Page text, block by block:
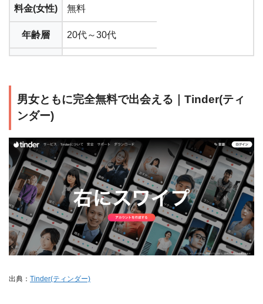
料金(女性) 無料
年齢層 20代～30代
男女ともに完全無料で出会える｜Tinder(ティ
ンダー)
出典： Tinder(ティンダー)